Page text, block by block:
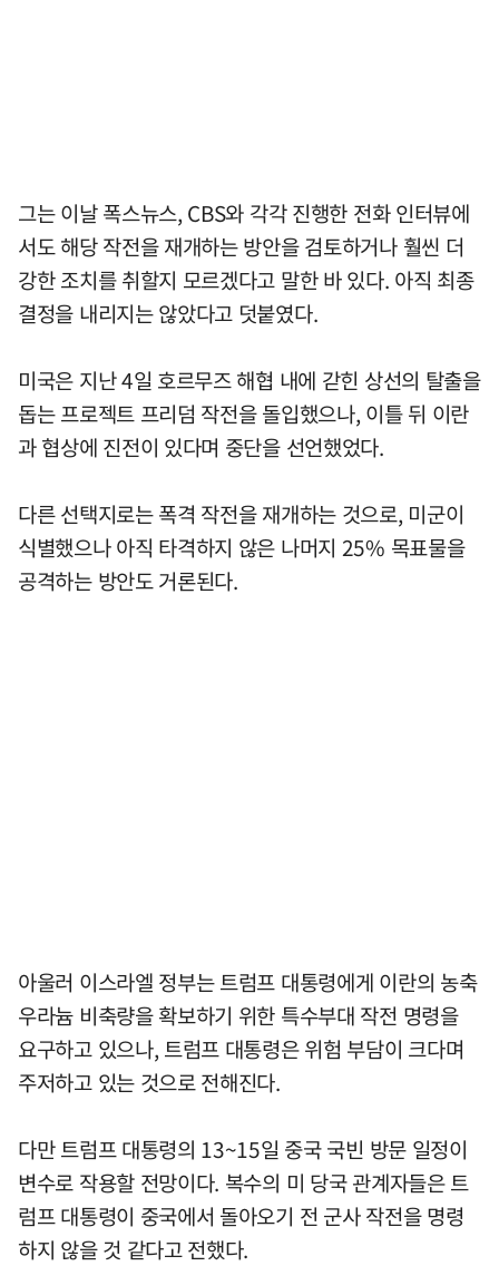
그는 이날 폭스뉴스, CBS와 각각 진행한 전화 인터뷰에
서도 해당 작전을 재개하는 방안을 검토하거나 훨씬 더
강한 조치를 취할지 모르겠다고 말한 바 있다. 아직 최종
결정을 내리지는 않았다고 덧붙였다.
미국은 지난 4일 호르무즈 해협 내에 갇힌 상선의 탈출을
돕는 프로젝트 프리덤 작전을 돌입했으나, 이틀 뒤 이란
과 협상에 진전이 있다며 중단을 선언했었다.
다른 선택지로는 폭격 작전을 재개하는 것으로, 미군이
식별했으나 아직 타격하지 않은 나머지 25% 목표물을
공격하는 방안도 거론된다.
아울러 이스라엘 정부는 트럼프 대통령에게 이란의 농축
우라늄 비축량을 확보하기 위한 특수부대 작전 명령을
요구하고 있으나, 트럼프 대통령은 위험 부담이 크다며
주저하고 있는 것으로 전해진다.
다만 트럼프 대통령의 13~15일 중국 국빈 방문 일정이
변수로 작용할 전망이다. 복수의 미 당국 관계자들은 트
럼프 대통령이 중국에서 돌아오기 전 군사 작전을 명령
하지 않을 것 같다고 전했다.